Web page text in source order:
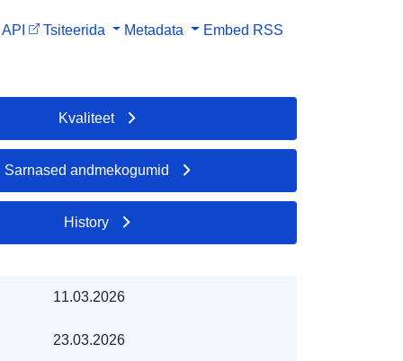
API Tsiteerida Metadata Embed RSS
Kvaliteet
Sarnased andmekogumid
History
11.03.2026
23.03.2026